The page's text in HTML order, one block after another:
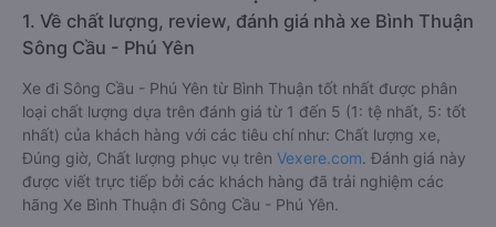
Giới thiệu tuyến đường xe đi Sông Cầu -
1. Về chất lượng, review, đánh giá nhà xe Bình Thuận
Sông Cầu - Phú Yên
Xe đi Sông Cầu - Phú Yên từ Bình Thuận tốt nhất được phân
loại chất lượng dựa trên đánh giá từ 1 đến 5 (1: tệ nhất, 5: tốt
nhất) của khách hàng với các tiêu chí như: Chất lượng xe,